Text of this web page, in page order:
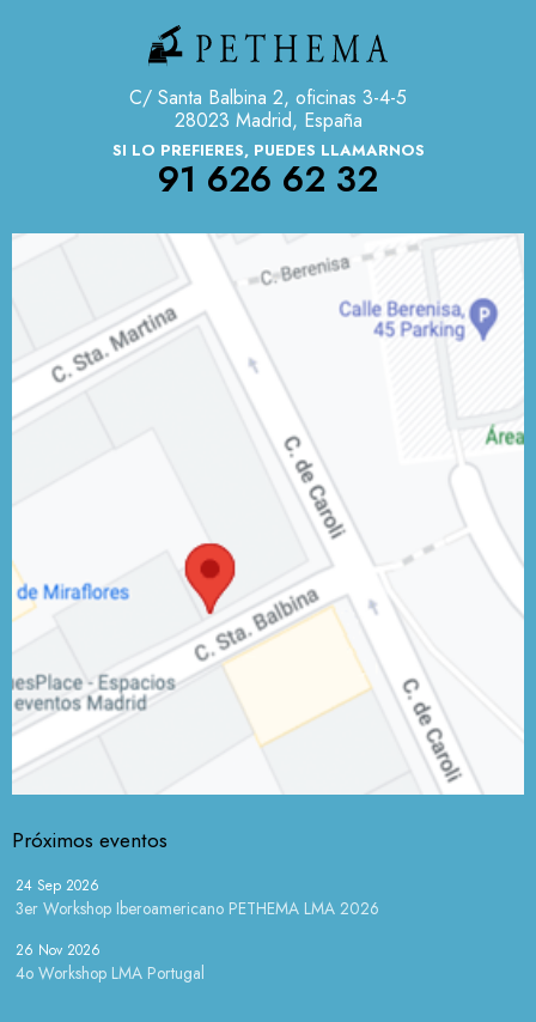
C/ Santa Balbina 2, oficinas 3-4-5
28023 Madrid, España
SI LO PREFIERES, PUEDES LLAMARNOS
91 626 62 32
Próximos eventos
24 Sep 2026
3er Workshop Iberoamericano PETHEMA LMA 2026
26 Nov 2026
4o Workshop LMA Portugal